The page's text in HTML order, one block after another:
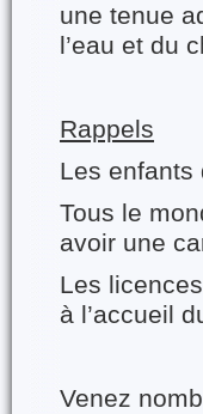
une tenue
l’eau et du
Rappels
Les enfants
Tous le
avoir une
Les
à l’accueil
Venez